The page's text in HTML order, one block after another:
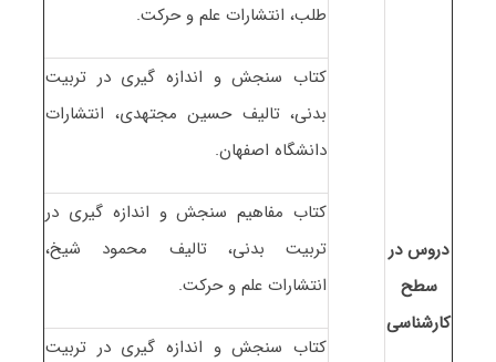
دروس در
سطح
کارشناسی
طلب، انتشارات علم و حرکت.
کتاب سنجش و اندازه گیری در تربیت
بدنی، تالیف حسین مجتهدی، انتشارات
دانشگاه اصفهان.
کتاب مفاهیم سنجش و اندازه گیری در
تربیت بدنی، تالیف محمود شیخ،
انتشارات علم و حرکت.
کتاب سنجش و اندازه گیری در تربیت